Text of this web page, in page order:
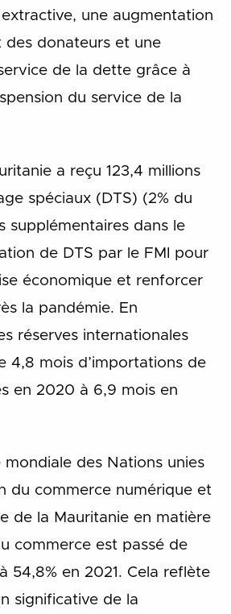
extractive, une augmentation
des donateurs et une
de la dette grâce à
du service de la
a reçu 123,4 millions
spéciaux (DTS) (2% du
supplémentaires dans le
de DTS par le FMI pour
économique et renforcer
la pandémie. En
réserves internationales
4,8 mois d’importations de
en 2020 à 6,9 mois en
mondiale des Nations unies
du commerce numérique et
de la Mauritanie en matière
commerce est passé de
54,8% en 2021. Cela reflète
significative de la